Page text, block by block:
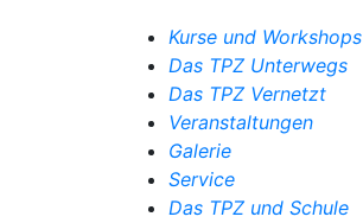
Kurse und Workshops
Das TPZ Unterwegs
Das TPZ Vernetzt
Veranstaltungen
Galerie
Service
Das TPZ und Schule